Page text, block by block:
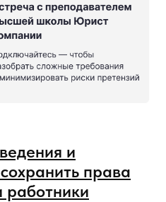
и
права
работники